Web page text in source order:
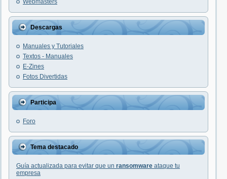
Webmasters
Descargas
Manuales y Tutoriales
Textos - Manuales
E-Zines
Fotos Divertidas
Participa
Foro
Tema destacado
Guía actualizada para evitar que un ransomware ataque tu
empresa